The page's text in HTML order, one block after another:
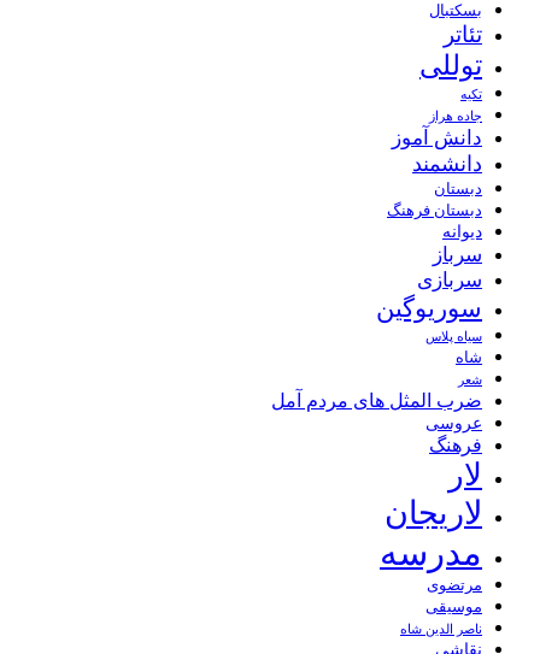
بسکتبال
تئاتر
توللی
تکیه
جاده هراز
دانش آموز
دانشمند
دبستان
دبستان فرهنگ
دیوانه
سرباز
سربازی
سوریوگین
سیاه پلاس
شاه
شعر
ضرب المثل های مردم آمل
عروسی
فرهنگ
لار
لاریجان
مدرسه
مرتضوی
موسیقی
ناصر الدین شاه
نقاشی